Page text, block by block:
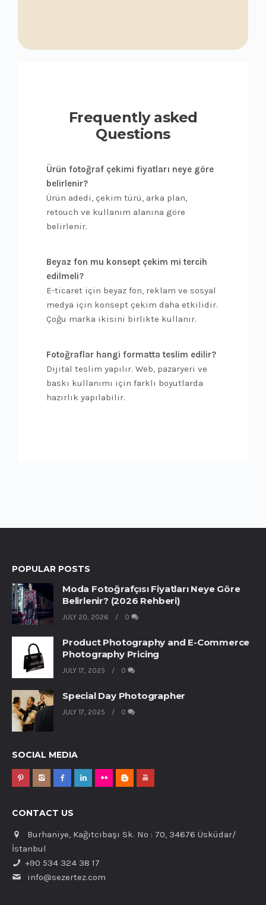
Frequently asked
Questions
Ürün fotoğraf çekimi fiyatları neye göre
belirlenir?
Ürün adedi, çekim türü, arka plan,
retouch ve kullanım alanına göre
belirlenir.
Beyaz fon mu konsept çekim mi tercih
edilmeli?
E-ticaret için beyaz fon, reklam ve sosyal
medya için konsept çekim daha etkilidir.
Çoğu marka ikisini birlikte kullanır.
Fotoğraflar hangi formatta teslim edilir?
Dijital teslim yapılır. Web, pazaryeri ve
baskı kullanımı için farklı boyutlarda
hazırlık yapılabilir.
POPULAR POSTS
Moda Fotoğrafçısı Fiyatları Neye Göre
Belirlenir? (2026 Rehberi)
JULY 20, 2026 0
Product Photography and E-Commerce
Photography Pricing
JULY 17, 2025 0
Special Day Photographer
JULY 17, 2025 0
SOCIAL MEDIA
CONTACT US
Burhaniye, Kağıtcıbaşı Sk. No : 70, 34676 Üsküdar/
İstanbul
+90 534 324 38 17
info@sezertez.com